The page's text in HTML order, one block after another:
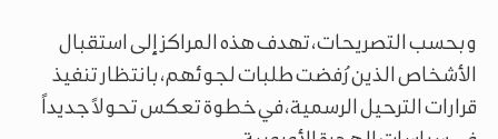
وبحسب التصريحات، تهدف هذه المراكز إلى استقبال
الأشخاص الذين رُفضت طلبات لجوئهم، بانتظار تنفيذ
قرارات الترحيل الرسمية، في خطوة تعكس تحولاً جديداً